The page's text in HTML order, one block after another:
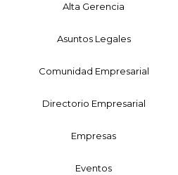
Alta Gerencia
Asuntos Legales
Comunidad Empresarial
Directorio Empresarial
Empresas
Eventos